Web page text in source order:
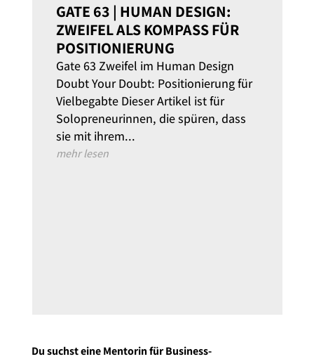
GATE 63 | HUMAN DESIGN:
ZWEIFEL ALS KOMPASS FÜR
POSITIONIERUNG
Gate 63 Zweifel im Human Design
Doubt Your Doubt: Positionierung für
Vielbegabte Dieser Artikel ist für
Solopreneurinnen, die spüren, dass
sie mit ihrem...
mehr lesen
Du suchst eine Mentorin für Business-